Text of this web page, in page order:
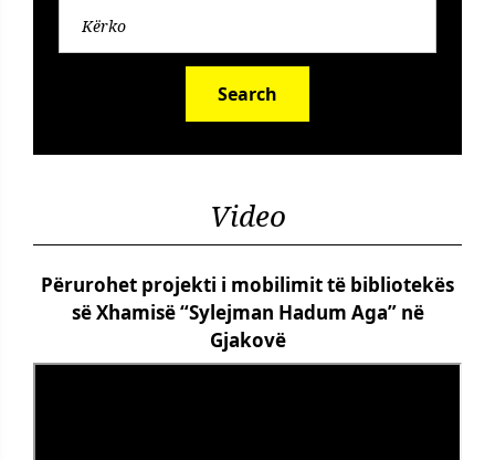
Search
Video
Përurohet projekti i mobilimit të bibliotekës
së Xhamisë “Sylejman Hadum Aga” në
Gjakovë